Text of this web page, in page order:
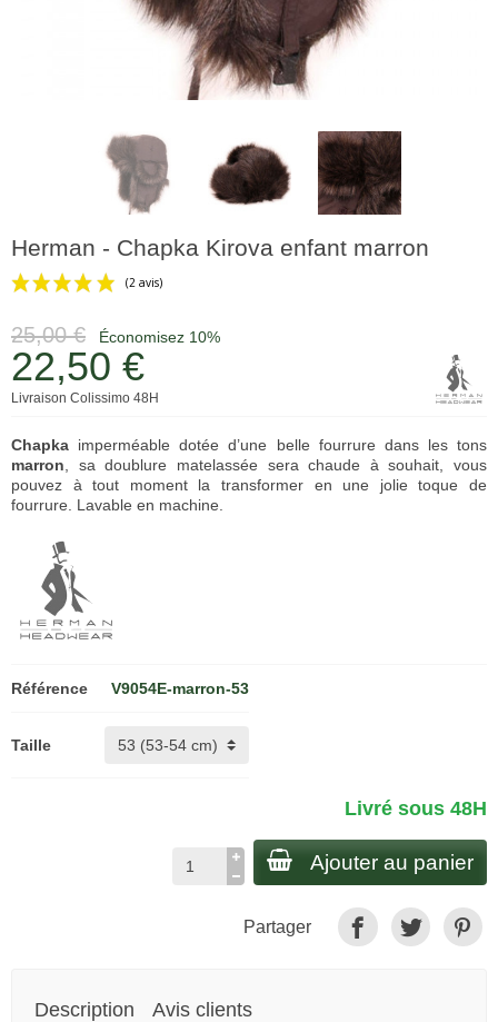
Herman - Chapka Kirova enfant marron
25,00 € Économisez 10%
22,50 €
Livraison Colissimo 48H
Chapka imperméable dotée d’une belle fourrure dans les tons
marron , sa doublure matelassée sera chaude à souhait, vous
pouvez à tout moment la transformer en une jolie toque de
fourrure. Lavable en machine.
Référence V9054E-marron-53
Taille
Livré sous 48H
Ajouter au panier
Partager
Description Avis clients